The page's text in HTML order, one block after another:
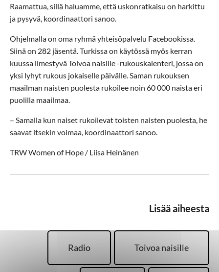
Raamattua, sillä haluamme, että uskonratkaisu on harkittu
ja pysyvä, koordinaattori sanoo.
Ohjelmalla on oma ryhmä yhteisöpalvelu Facebookissa.
Siinä on 282 jäsentä. Turkissa on käytössä myös kerran
kuussa ilmestyvä Toivoa naisille -rukouskalenteri, jossa on
yksi lyhyt rukous jokaiselle päivälle. Saman rukouksen
maailman naisten puolesta rukoilee noin 60 000 naista eri
puolilla maailmaa.
– Samalla kun naiset rukoilevat toisten naisten puolesta, he
saavat itsekin voimaa, koordinaattori sanoo.
TRW Women of Hope / Liisa Heinänen
Lisää aiheesta
Radio Toivoa naisille